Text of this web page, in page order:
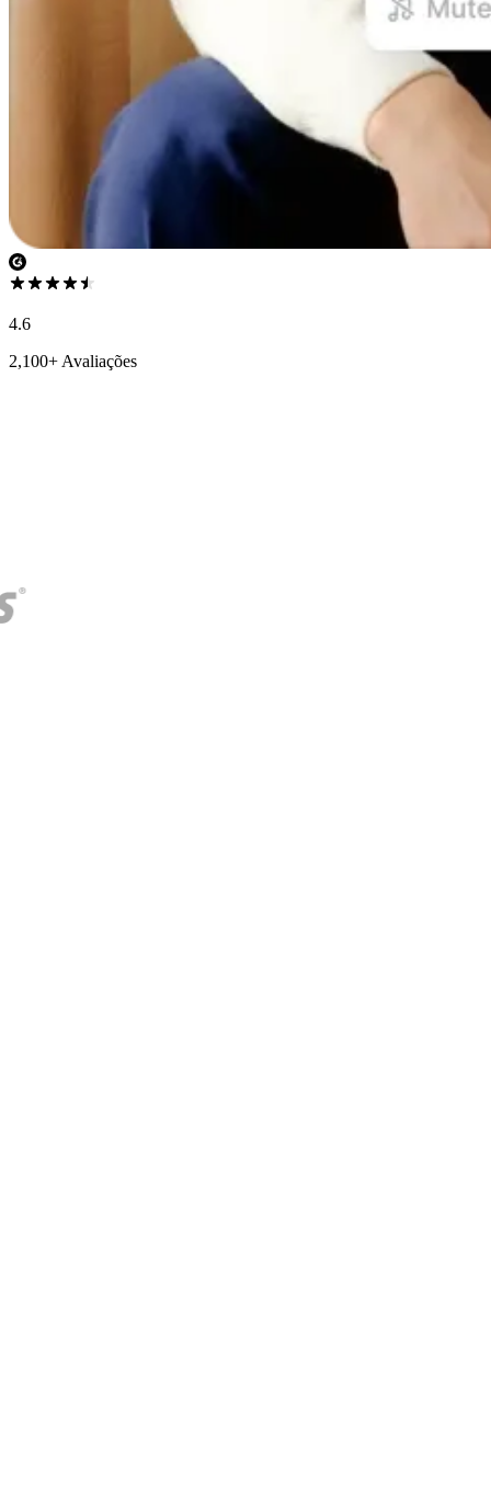
4.6
2,100+ Avaliações